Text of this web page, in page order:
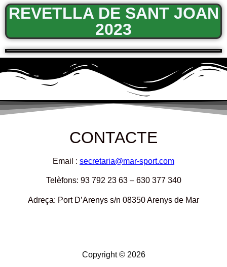
REVETLLA DE SANT JOAN
2023
CONTACTE
Email : secretaria@mar-sport.com
Telèfons: 93 792 23 63 – 630 377 340
Adreça: Port D’Arenys s/n 08350 Arenys de Mar
Copyright © 2026